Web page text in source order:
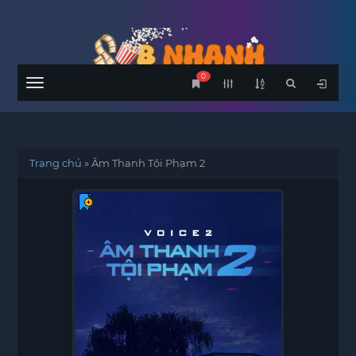
Menu
0
Trang chủ »Âm Thanh Tội Phạm 2